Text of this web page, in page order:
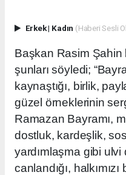
Erkek| Kadın (Haberi Sesli
Başkan Rasim Şahin
şunları söyledi;
kaynaştığı, birlik,
güzel örneklerinin
Ramazan Bayramı,
dostluk, kardeşlik,
yardımlaşma gibi ulvi
canlandığı,